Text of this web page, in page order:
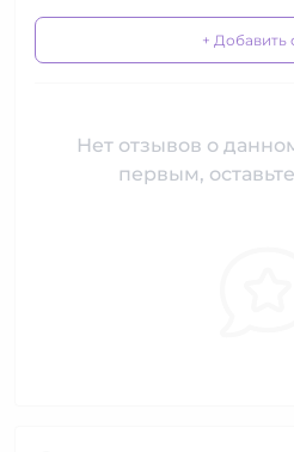
+ Добавить
Нет отзывов о
первым,